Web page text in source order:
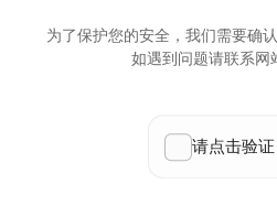
为了保护您的安全，我们需要确
如遇到问题请联系网